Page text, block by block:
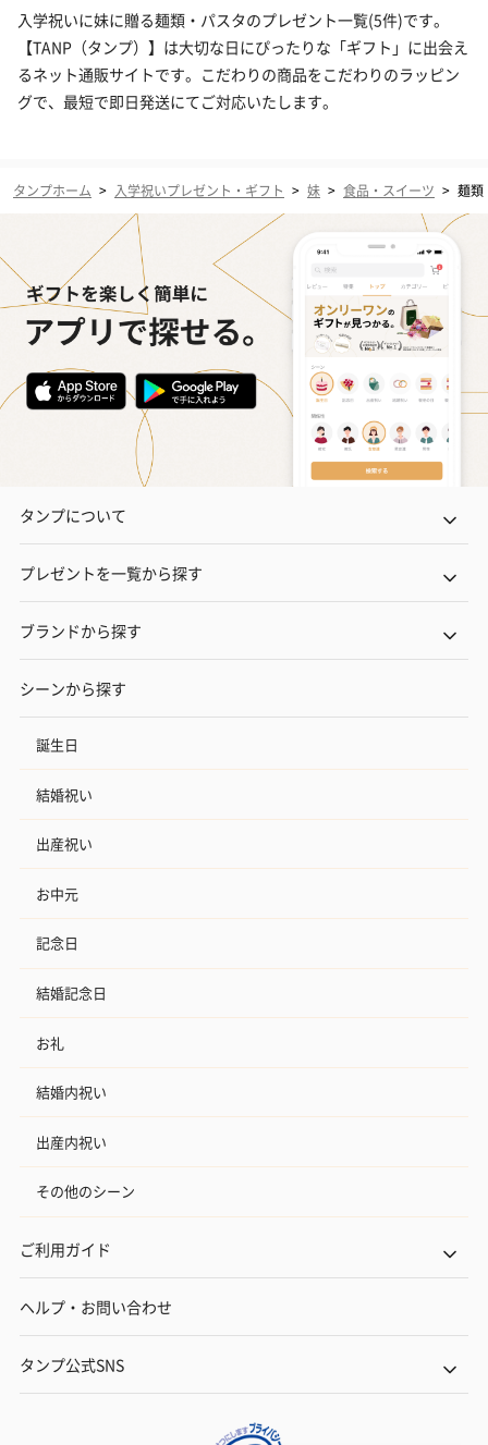
入学祝いに妹に贈る麺類・パスタのプレゼント一覧(5件)です。
【TANP（タンプ）】は大切な日にぴったりな「ギフト」に出会え
るネット通販サイトです。こだわりの商品をこだわりのラッピン
グで、最短で即日発送にてご対応いたします。
タンプホーム > 入学祝いプレゼント・ギフト > 妹 > 食品・スイーツ > 麺類
タンプについて
プレゼントを一覧から探す
ブランドから探す
シーンから探す
誕生日
結婚祝い
出産祝い
お中元
記念日
結婚記念日
お礼
結婚内祝い
出産内祝い
その他のシーン
ご利用ガイド
ヘルプ・お問い合わせ
タンプ公式SNS